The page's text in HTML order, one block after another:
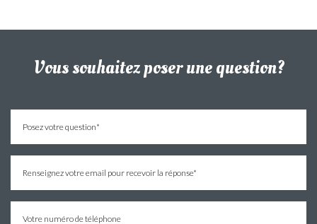
Vous souhaitez poser une question?